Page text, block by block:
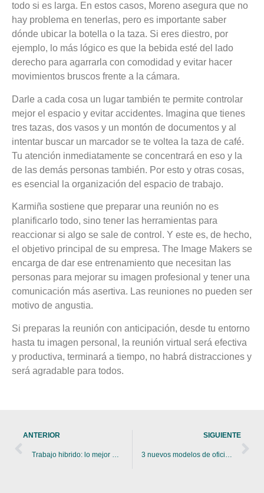
todo si es larga. En estos casos, Moreno asegura que no
hay problema en tenerlas, pero es importante saber
dónde ubicar la botella o la taza. Si eres diestro, por
ejemplo, lo más lógico es que la bebida esté del lado
derecho para agarrarla con comodidad y evitar hacer
movimientos bruscos frente a la cámara.
Darle a cada cosa un lugar también te permite controlar
mejor el espacio y evitar accidentes. Imagina que tienes
tres tazas, dos vasos y un montón de documentos y al
intentar buscar un marcador se te voltea la taza de café.
Tu atención inmediatamente se concentrará en eso y la
de las demás personas también. Por esto y otras cosas,
es esencial la organización del espacio de trabajo.
Karmiña sostiene que preparar una reunión no es
planificarlo todo, sino tener las herramientas para
reaccionar si algo se sale de control. Y este es, de hecho,
el objetivo principal de su empresa. The Image Makers se
encarga de dar ese entrenamiento que necesitan las
personas para mejorar su imagen profesional y tener una
comunicación más asertiva. Las reuniones no pueden ser
motivo de angustia.
Si preparas la reunión con anticipación, desde tu entorno
hasta tu imagen personal, la reunión virtual será efectiva
y productiva, terminará a tiempo, no habrá distracciones y
será agradable para todos.
ANTERIOR
Trabajo hibrido: lo mejor de los dos mundos
SIGUIENTE
3 nuevos modelos de oficina